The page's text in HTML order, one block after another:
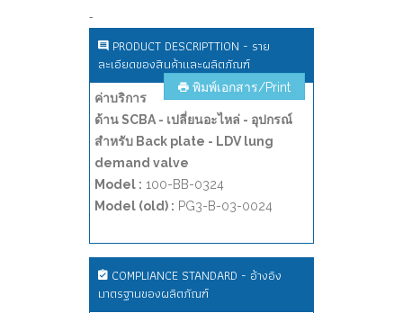
-
PRODUCT DESCRIPTTION - ราย
ละเอียดของสินค้าและผลิตภัณฑ์
พิมพ์เอกสาร/Print
ค่าบริการ
ด้าน SCBA - เปลี่ยนอะไหล่ - อุปกรณ์
สำหรับ Back plate - LDV lung
demand valve
Model : 100-BB-0324
Model (old) : PG3-B-03-0024
COMPLIANCE STANDARD - อ้างอิง
มาตรฐานของผลิตภัณฑ์